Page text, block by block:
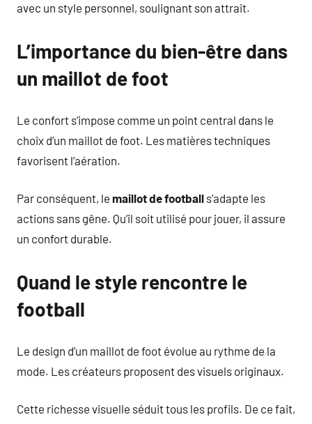
avec un style personnel, soulignant son attrait.
L’importance du bien-être dans
un maillot de foot
Le confort s’impose comme un point central dans le
choix d’un maillot de foot. Les matières techniques
favorisent l’aération.
Par conséquent, le maillot de football s’adapte les
actions sans gêne. Qu’il soit utilisé pour jouer, il assure
un confort durable.
Quand le style rencontre le
football
Le design d’un maillot de foot évolue au rythme de la
mode. Les créateurs proposent des visuels originaux.
Cette richesse visuelle séduit tous les profils. De ce fait,